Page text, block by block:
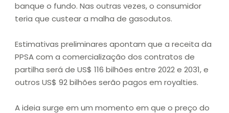
banque o fundo. Nas outras vezes, o consumidor
teria que custear a malha de gasodutos.
Estimativas preliminares apontam que a receita da
PPSA com a comercialização dos contratos de
partilha será de US$ 116 bilhões entre 2022 e 2031, e
outros US$ 92 bilhões serão pagos em royalties.
A ideia surge em um momento em que o preço do